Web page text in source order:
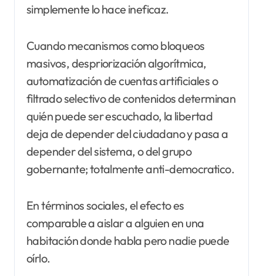
simplemente lo hace ineficaz.
Cuando mecanismos como bloqueos
masivos, despriorización algorítmica,
automatización de cuentas artificiales o
filtrado selectivo de contenidos determinan
quién puede ser escuchado, la libertad
deja de depender del ciudadano y pasa a
depender del sistema, o del grupo
gobernante; totalmente anti-democratico.
En términos sociales, el efecto es
comparable a aislar a alguien en una
habitación donde habla pero nadie puede
oírlo.